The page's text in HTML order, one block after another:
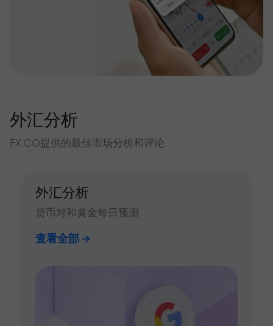
外汇分析
FX.CO提供的最佳市场分析和评论
外汇分析
货币对和黄金每日预测
查看全部